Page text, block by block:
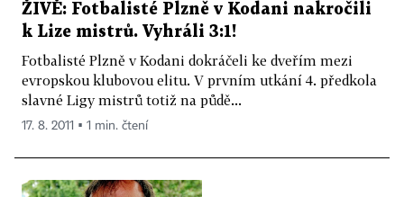
ŽIVĚ: Fotbalisté Plzně v Kodani nakročili
k Lize mistrů. Vyhráli 3:1!
Fotbalisté Plzně v Kodani dokráčeli ke dveřím mezi
evropskou klubovou elitu. V prvním utkání 4. předkola
slavné Ligy mistrů totiž na půdě...
17. 8. 2011 ▪ 1 min. čtení